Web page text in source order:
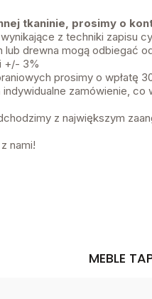
tkaninie, prosimy o
z techniki zapisu
lub drewna mogą odbiegać
+/- 3%
prosimy o wpłatę
zamówienie,
z największym
nami!
MEBLE